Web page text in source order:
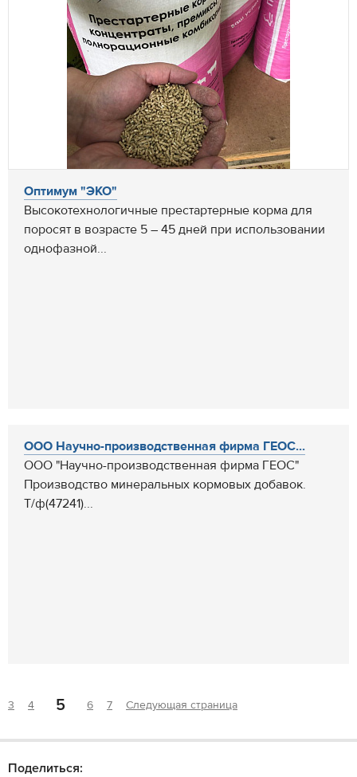
Оптимум "ЭКО"
Высокотехнологичные престартерные корма для
поросят в возрасте 5 – 45 дней при использовании
однофазной...
ООО Научно-производственная фирма ГЕОС...
ООО "Научно-производственная фирма ГЕОС"
Производство минеральных кормовых добавок.
Т/ф(47241)...
3 4 5 6 7 Следующая страница
Поделиться: